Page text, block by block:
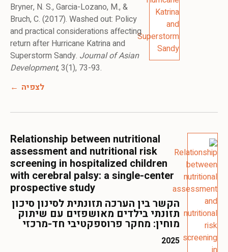
Bryner, N. S., Garcia-Lozano, M., &
Bruch, C. (2017). Washed out: Policy
and practical considerations affecting
return after Hurricane Katrina and
Superstorm Sandy. Journal of Asian
Development, 3(1), 73-93.
לצפיה
Relationship between nutritional
assessment and nutritional risk
screening in hospitalized children
with cerebral palsy: a single-center
prospective study
הקשר בין הערכה תזונתית לסינון סיכון
תזונתי בילדים מאושפזים עם שיתוק
מוחין: מחקר פרוספקטיבי חד-מרכזי
2025